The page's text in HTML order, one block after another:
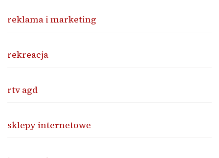
reklama i marketing
rekreacja
rtv agd
sklepy internetowe